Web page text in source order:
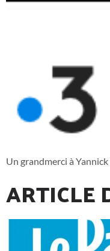
Un grandmerci à
ARTICLE